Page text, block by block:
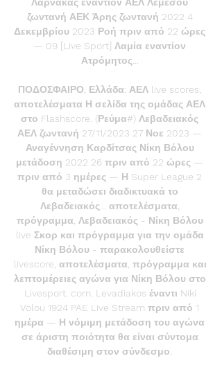
ζωντανή ΑΕΚ Άρης ζωντανή 2022 4
Δεκεμβρίου 2023 Ροή πριν από 22 ώρες
— 09 [Live Sport] Λαμία εναντίον
Ατρόμητος...
ΠΟΔΟΣΦΑΙΡΟ, Ελλάδα: ΑΕΛ live scores,
αποτελέσματα Η σελίδα της ομάδας ΑΕΛ
στο Flashscore. (Ρεύμα#) Λεβαδειακός
ΑΕΛ ζωντανή 27/11/2023 27 Νοε 2023 —
Αναγέννηση Καρδίτσας Νίκη Βόλου
μετάδοση 2022 26 πριν από 22 ώρες —
πριν από 3 ημέρες — Η Super League 2
θα μεταδώσει διαδικτυακά το
Λεβαδειακός... αποτελέσματα,
πρόγραμμα, Λεβαδειακός - Νίκη Βόλου
live Σκορ και πρόγραμμα για την ομάδα
Νίκη Βόλου - παρακολουθείστε
livescore, αποτελέσματα, πρόγραμμα και
λεπτομέρειες αγώνα για Νίκη Βόλου στο
Livesport. com. Levadiakos έναντι Niki
Volou 1924 PAE Live Stream πριν από 1
ημέρα — Η νόμιμη μετάδοση του αγώνα
σε άριστη ποιότητα θα είναι σύντομα
διαθέσιμη στον σύνδεσμο.